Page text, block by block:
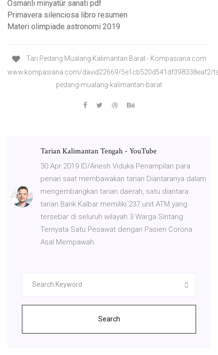
Osmanlı minyatür sanatı pdf
Primavera silenciosa libro resumen
Materi olimpiade astronomi 2019
Tari Pedang Mualang Kalimantan Barat - Kompasiana.com
www.kompasiana.com/david22669/5e1cb520d541df398338eaf2/
pedang-mualang-kalimantan-barat
Tarian Kalimantan Tengah - YouTube
30 Apr 2019 ID/Anesh Viduka Penampilan para
penari saat membawakan tarian Diantaranya dalam
mengembangkan tarian daerah, satu diantara
tarian Bank Kalbar memiliki 237 unit ATM yang
tersebar di seluruh wilayah 3 Warga Sintang
Ternyata Satu Pesawat dengan Pasien Corona
Asal Mempawah.
Search